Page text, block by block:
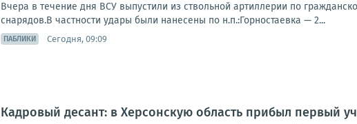
Вчера в течение дня ВСУ выпустили из ствольной артиллерии по
снарядов.В частности удары были нанесены по н.п.:Горностаевка — 2...
ПАБЛИКИ Сегодня, 09:09
Кадровый десант: в Херсонскую область прибыл первый